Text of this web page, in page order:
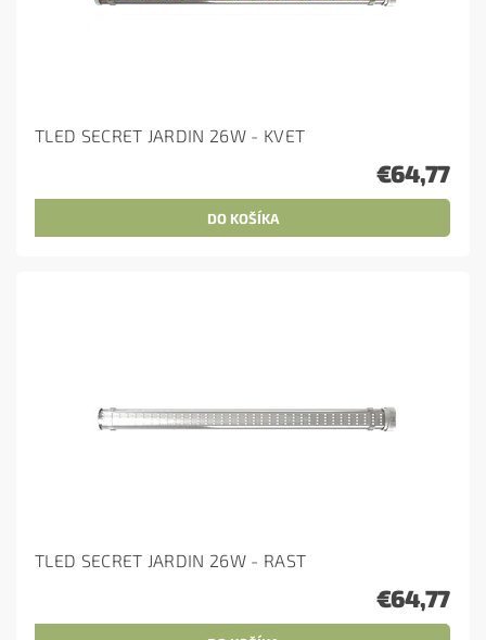
TLED SECRET JARDIN 26W - KVET
€64,77
TLED SECRET JARDIN 26W - RAST
€64,77